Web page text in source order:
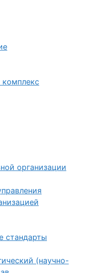
организации
стандарты
(научно-